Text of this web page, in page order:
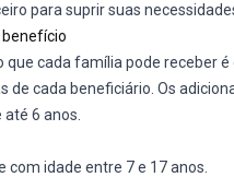
para suprir suas
cada família pode receber é
de cada beneficiário. Os
6 anos.
idade entre 7 e 17 anos.